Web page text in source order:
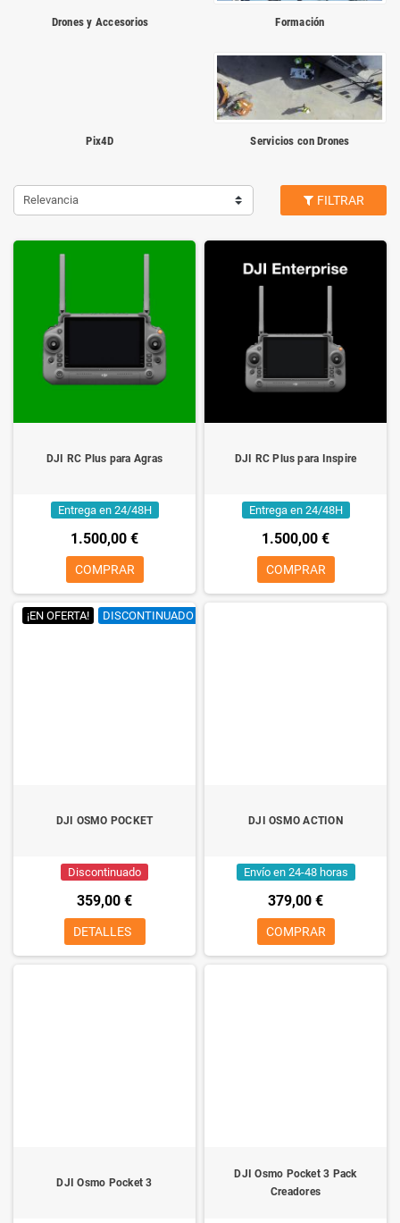
Drones y Accesorios Formación
Pix4D Servicios con Drones
Relevancia FILTRAR
DJI RC Plus para Agras
Entrega en 24/48H
1.500,00 €
COMPRAR
DJI RC Plus para Inspire
Entrega en 24/48H
1.500,00 €
COMPRAR
¡EN OFERTA! DISCONTINUADO
DJI OSMO POCKET
Discontinuado
359,00 €
DETALLES
DJI OSMO ACTION
Envío en 24-48 horas
379,00 €
COMPRAR
DJI Osmo Pocket 3
DJI Osmo Pocket 3 Pack
Creadores